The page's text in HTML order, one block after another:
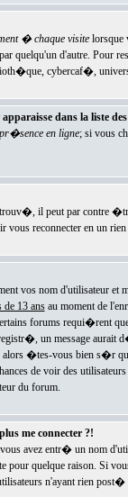
� chaque visitelorsque
quelqu'un d'autre. Pour
cybercaf�,
dans la liste
en ligne; si vous
il peut par contre
reconnecter en un rien
vos nom d'utilisateur
de 13 ansau moment de
forums requi�rent
un message aurait
�tes-vous bien s�r
de voir des
du forum.
me connecter ?!
avez entr� un nom
quelque raison. Si
n'ayant rien